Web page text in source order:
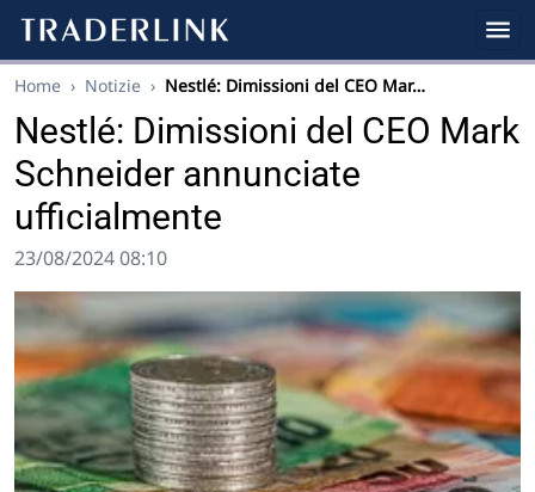
Home › Notizie › Nestlé: Dimissioni del CEO Mar…
Nestlé: Dimissioni del CEO Mark
Schneider annunciate
ufficialmente
23/08/2024 08:10